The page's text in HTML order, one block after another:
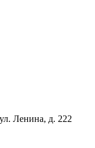
Ленина, д. 222